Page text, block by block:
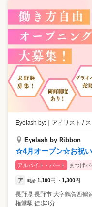
Eyelash by: アイリスト /
Eyelash by Ribbon
☆4月オープン☆お祝い
アルバイト・パート まつげパ
ア 時給 1,100円 ~ 1,300円
長野県 長野市 大字鶴賀西鶴
権堂駅 徒歩3分